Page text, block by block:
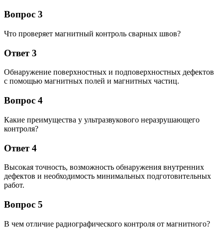
Вопрос 3
Что проверяет магнитный контроль сварных швов?
Ответ 3
Обнаружение поверхностных и подповерхностных дефектов
с помощью магнитных полей и магнитных частиц.
Вопрос 4
Какие преимущества у ультразвукового неразрушающего
контроля?
Ответ 4
Высокая точность, возможность обнаружения внутренних
дефектов и необходимость минимальных подготовительных
работ.
Вопрос 5
В чем отличие радиографического контроля от магнитного?